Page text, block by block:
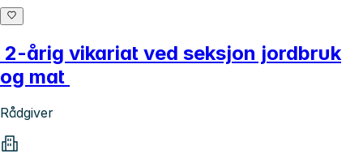
2-årig vikariat ved seksjon jordbruk
og mat
Rådgiver